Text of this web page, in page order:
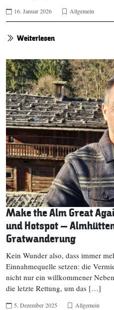
16. Januar 2026 Allgemein
Weiterlesen
Make the Alm Great
und Hotspot –
Gratwanderung
Kein Wunder also, dass immer
Einnahmequelle setzen: die
nicht nur ein willkommener
die letzte Rettung, um das […]
5. Dezember 2025 Allgemein